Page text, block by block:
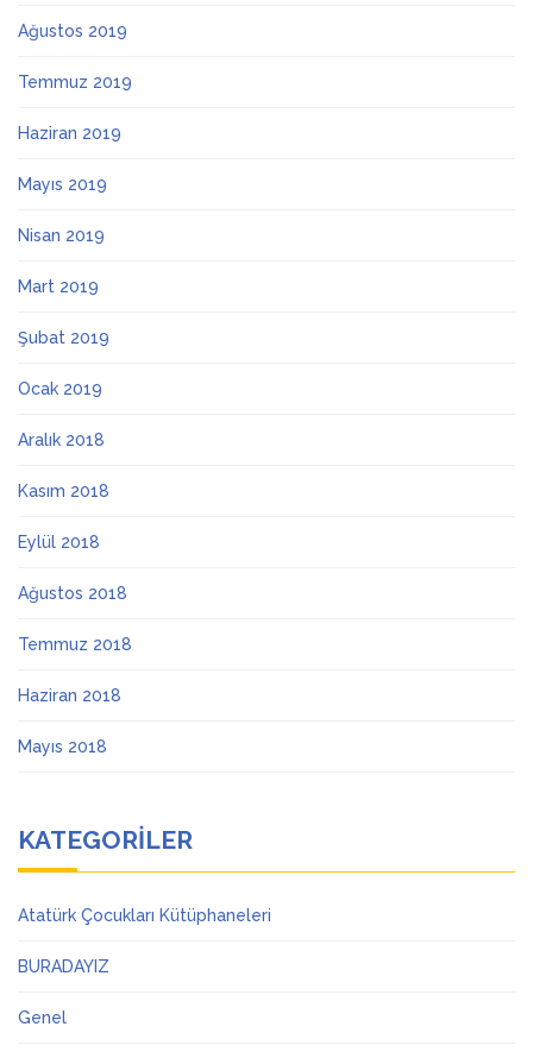
Ağustos 2019
Temmuz 2019
Haziran 2019
Mayıs 2019
Nisan 2019
Mart 2019
Şubat 2019
Ocak 2019
Aralık 2018
Kasım 2018
Eylül 2018
Ağustos 2018
Temmuz 2018
Haziran 2018
Mayıs 2018
KATEGORILER
Atatürk Çocukları Kütüphaneleri
BURADAYIZ
Genel